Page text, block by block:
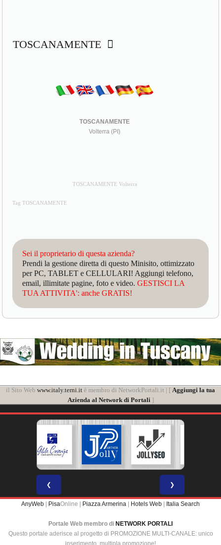
TOSCANAMENTE
TOSCANAMENTE
Volterra (PI)
TOSCANAMENTE Volterra
Tag TOSCANAMENTE
Sei il proprietario di questa azienda?
Prendi la gestione diretta di questo Minisito, ottimizzato
per PC, TABLET e CELLULARI! Aggiungi telefono,
email, illimitate pagine, foto e video.GESTISCI LA
TUA ATTIVITA': anche GRATIS!
il Sito Web www.italy.terni.it è membro di NetworkPortali.it | [ Aggiungi la tua
Azienda al Network di Portali]
❮ ❯
AnyWeb PisaOnline | Piazza Armerina Hotels Web Italia Search
Portale Web membro di NETWORK PORTALI
Questo portale aderisce al progetto di PROMOZIONE MULTI-CANALE: unico
inserimento, multipla promozione!